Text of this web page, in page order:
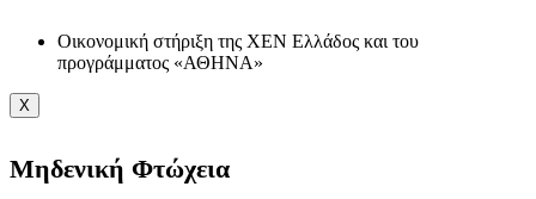
Οικονομική στήριξη της ΧΕΝ Ελλάδος και του
προγράμματος «ΑΘΗΝΑ»
X
Μηδενική Φτώχεια